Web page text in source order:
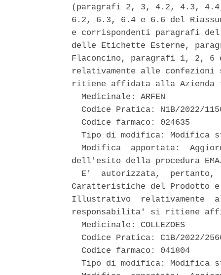
(paragrafi 2, 3, 4.2, 4.3,
6.2, 6.3, 6.4 e 6.6 del
e corrispondenti paragrafi
delle Etichette Esterne,
Flaconcino, paragrafi 1, 2,
relativamente alle
ritiene affidata alla
  Medicinale: ARFEN
Codice Pratica: N1B/2022/
  Codice farmaco: 024635
Tipo di modifica: Modifica
Modifica  apportata:
dell'esito della procedura EMA/
E'  autorizzata,  pertanto,
Caratteristiche del Prodotto
Illustrativo  relativamente
responsabilita' si ritiene
  Medicinale: COLLEZOES
Codice Pratica: C1B/2022/
  Codice farmaco: 041804
Tipo di modifica: Modifica